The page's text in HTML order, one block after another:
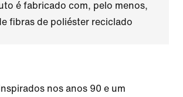
é fabricado com, pelo menos,
fibras de poliéster reciclado
nos anos 90 e um